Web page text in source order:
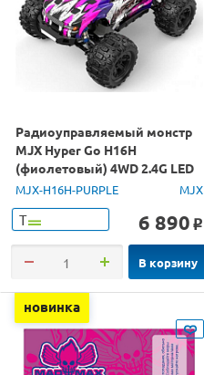
Радиоуправляемый монстр
MJX Hyper Go H16H
(фиолетовый) 4WD 2.4G LED
GPS 1/16 RTR
MJX-H16H-PURPLE MJX
Т 6 890 o
В корзину
новинка